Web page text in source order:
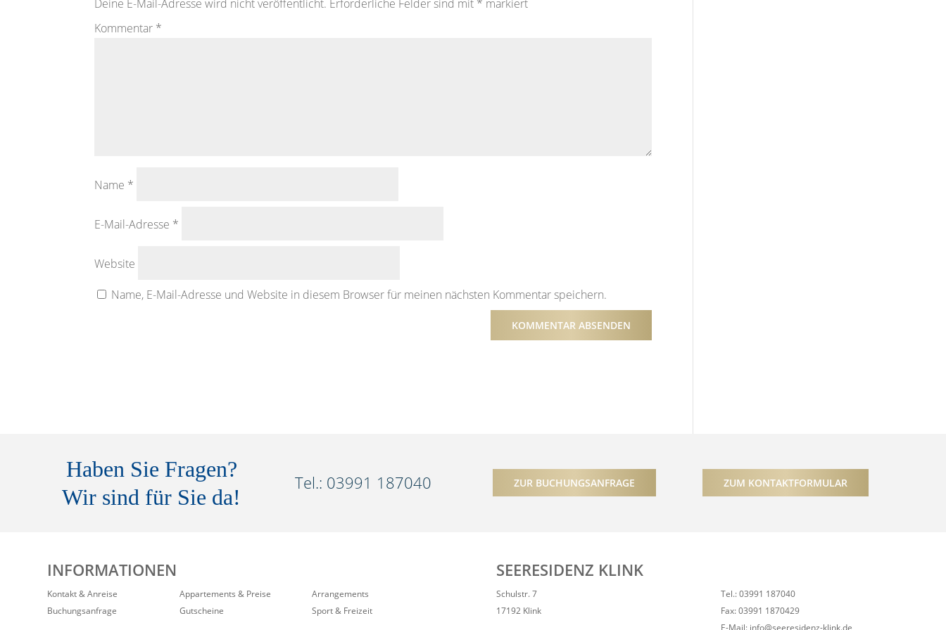
Deine E-Mail-Adresse wird nicht veröffentlicht. Erforderliche Felder sind mit * markiert
Kommentar *
Name *
E-Mail-Adresse *
Website
Name, E-Mail-Adresse und Website in diesem Browser für meinen nächsten Kommentar speichern.
Haben Sie Fragen?
Wir sind für Sie da!
Tel.: 03991 187040 ZUR BUCHUNGSANFRAGE ZUM KONTAKTFORMULAR
INFORMATIONEN
Kontakt & Anreise Appartements & Preise
Arrangements
Buchungsanfrage
Gutscheine Sport & Freizeit
SEERESIDENZ KLINK
Schulstr. 7
17192 Klink
Tel.: 03991 187040
Fax: 03991 1870429